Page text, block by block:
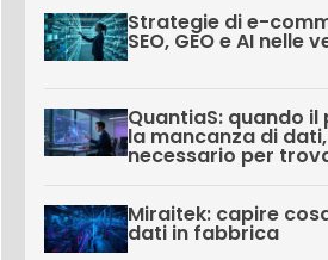
Strategie di e-
SEO, GEO e AI nelle
QuantiaS: quando il
la mancanza di
necessario per
Miraitek: capire
dati in fabbrica